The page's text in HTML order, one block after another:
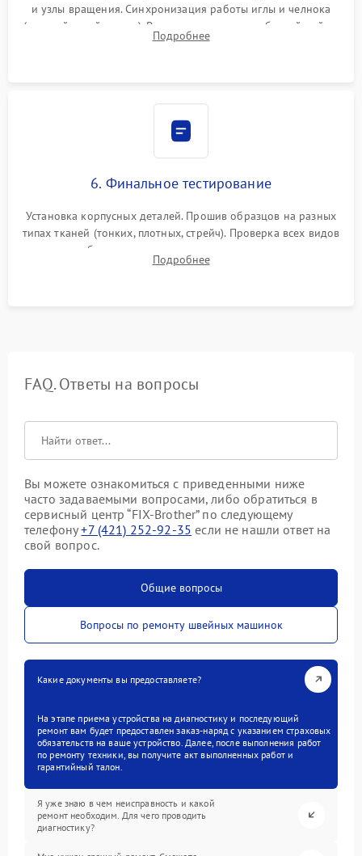
и узлы вращения. Синхронизация работы иглы и челнока
(настройка таймингов). Регулировка высоты зубчатой рейки,
центровка игловодителя и калибровка натяжителей верхней
Подробнее
6. Финальное тестирование
Установка корпусных деталей. Прошив образцов на разных
типах тканей (тонких, плотных, стрейч). Проверка всех видов
строчек, работы реверса, выметывания петли и намотчика
шпульки. Контроль плавности хода и отсутствия
Подробнее
FAQ. Ответы на вопросы
Вы можете ознакомиться с приведенными ниже
часто задаваемыми вопросами, либо обратиться в
сервисный центр “FIX-Brother” по следующему
телефону+7 (421) 252-92-35 если не нашли ответ на
свой вопрос.
Общие вопросы
Вопросы по ремонту швейных машинок
Какие документы вы предоставляете?
На этапе приема устройства на диагностику и последующий
ремонт вам будет предоставлен заказ-наряд с указанием страховых
обязательств на ваше устройство. Далее, после выполнения работ
по ремонту техники, вы получите акт выполненных работ и
гарантийный талон.
Я уже знаю в чем неисправность и какой
ремонт необходим. Для чего проводить
диагностику?